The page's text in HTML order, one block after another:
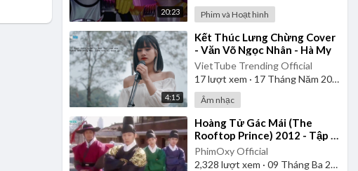
20:23 Phim và Hoạt hình
4:15
⁣Kết Thúc Lưng Chừng Cover
- Văn Võ Ngọc Nhân - Hà My
VietTube Trending Official
17lượt xem · 17 Tháng Năm 2026
Âm nhạc
⁣Hoàng Tử Gác Mái (The
Rooftop Prince) 2012 - Tập 1
| Lồng Tiếng
PhimOxy Official
2,328 lượt xem · 09 Tháng Ba 2025